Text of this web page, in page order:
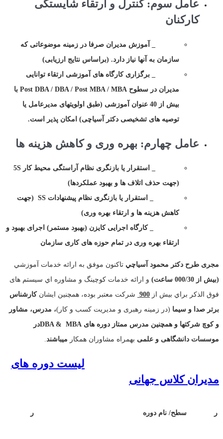
عامل سوم: کنترل و ارتقاء شایستگی
کارکنان
_ آموزش مدیران صرفا در زمینه موضوعاتی که
سازمان به آنها نیاز دارد. (براساس نتایج ارزیابی)
_ برگزاری کارگاه های آموزشی ارتقاء توانایی
مدیران در سطوح Post DBA / DBA / Post MBA / MBA با
بیش از 40 عنوان آموزشی (طبق اولویتهای مدیرعامل یا
توصیه های تشخیصی دکتر آسیاچی) امکان پذیر است.
عامل چهارم: بهره وری و کاهش هزینه ها
_ استقرار یا بازنگری نظام آراستگی محیط کار 5S
(جهت حذف اتلاف ها و بهبود عملکردها)
_ استقرار یا بازنگری نظام پیشنهادات SS (جهت
کاهش هزینه ها و ارتقاء بهره وری)
_ کارگاه اجرایی کایزن (بهبود مستمر) اجرای بهبود و
ارتقاء بهره وری در تمام حوزه های کاری سازمان
مجری طرح دکتر محمود آسياچي تاكنون موفق به ارائه خدمات آموزشي
(بیش از 000/30 ساعت)
و ارائه خدمات کوچینگ و مشاوره اي سیستم های
فوق الذكر براي بيش از 900 شركت معتبر بوده، همچنین ایشانکارشناس
برتر صدا و سیما (در زمینه رهبری و مدیریت کسب و کار)، مدرس، مشاور
و کوچ شرکتها و همچنین مدرس ممتاز دوره های
DBA& MBA
در
موسسات دانشگاهی و علمی بهمراه مشاوران همکار میباشند.
لیست دوره های
مدیران کلاس جهانی
ر سطح/ نام دوره ر